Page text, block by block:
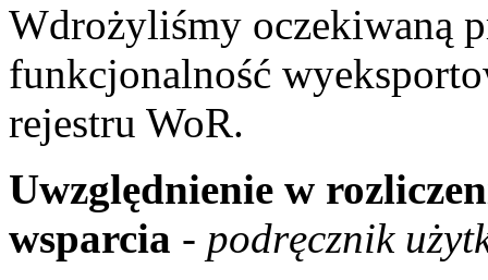
Wdrożyliśmy oczekiwaną
funkcjonalność
rejestru WoR.
Uwzględnienie w
wsparcia - podręcznik